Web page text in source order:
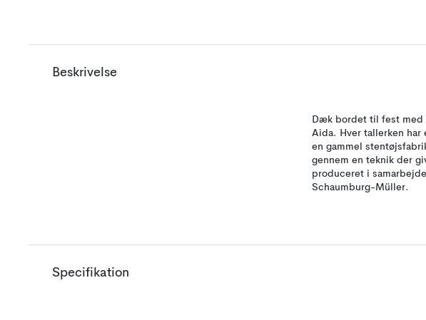
Beskrivelse
Dæk bordet til fest med
Aida. Hver tallerken har
en gammel
gennem en teknik der
produceret i
Schaumburg-Müller.
Specifikation